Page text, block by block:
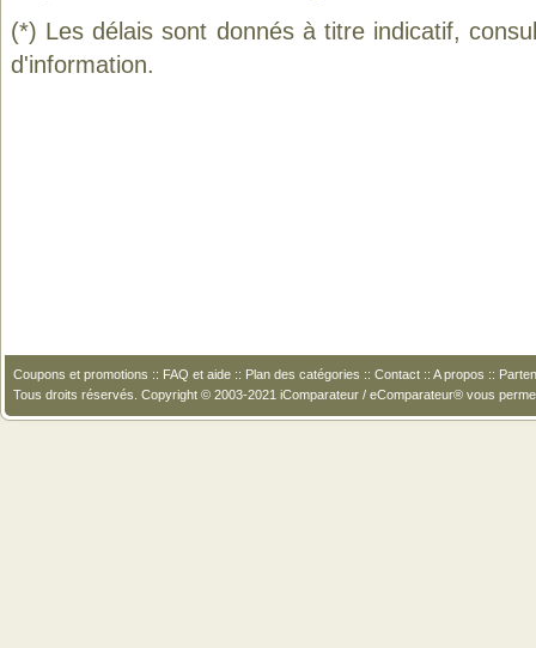
(*) Les délais sont donnés à titre indicatif,
d'information.
Coupons et promotions :: FAQ et aide :: Plan des catégories :: Contact :: A propos ::
Tous droits réservés. Copyright © 2003-2021 iComparateur / eComparateur® vous